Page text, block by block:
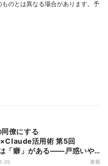
のとは異なる場合があります。予
僚にする
活用術 第5回
「癖」がある――戸惑いや
様
連載